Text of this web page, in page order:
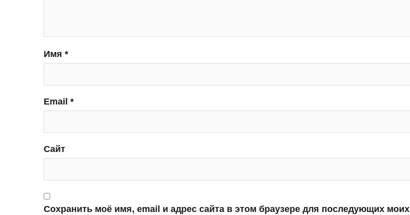
Имя *
Email *
Сайт
Сохранить моё имя, email и адрес сайта в этом браузере для последующих моих